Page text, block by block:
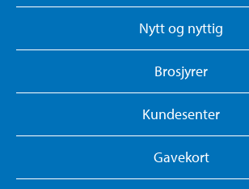
Nytt og nyttig
Brosjyrer
Kundesenter
Gavekort